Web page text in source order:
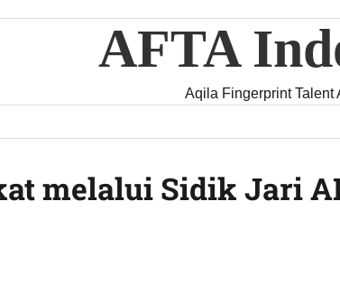
AFTA
Aqila Fingerprint Talent
melalui Sidik Jari